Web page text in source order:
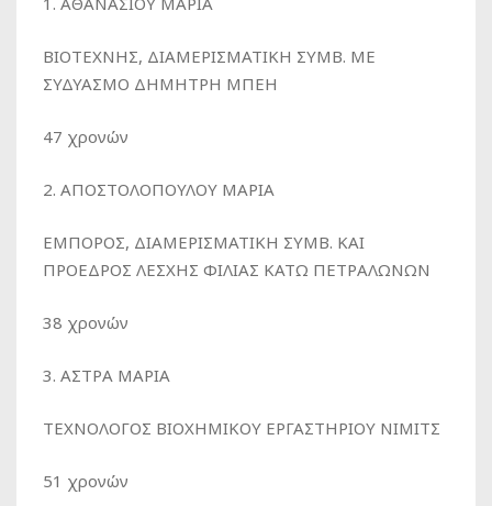
ΒΙΟΤΕΧΝΗΣ, ΔΙΑΜΕΡΙΣΜΑΤΙΚΗ ΣΥΜΒ. ΜΕ
ΣΥΔΥΑΣΜΟ ΔΗΜΗΤΡΗ ΜΠΕΗ
47 χρονών
2. ΑΠΟΣΤΟΛΟΠΟΥΛΟΥ ΜΑΡΙΑ
ΕΜΠΟΡΟΣ, ΔΙΑΜΕΡΙΣΜΑΤΙΚΗ ΣΥΜΒ. ΚΑΙ
ΠΡΟΕΔΡΟΣ ΛΕΣΧΗΣ ΦΙΛΙΑΣ ΚΑΤΩ ΠΕΤΡΑΛΩΝΩΝ
38 χρονών
3. ΑΣΤΡΑ ΜΑΡΙΑ
ΤΕΧΝΟΛΟΓΟΣ ΒΙΟΧΗΜΙΚΟΥ ΕΡΓΑΣΤΗΡΙΟΥ ΝΙΜΙΤΣ
51 χρονών